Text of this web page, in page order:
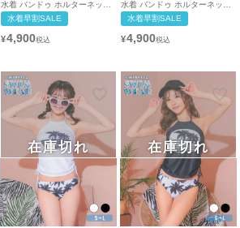
水着 バンドゥ ホルターネック
体型カバー パイル ハイウエス
ト ショートパンツ 韓国風 タン
水着早割SALE
¥4,900
水着 バンドゥ ホルターネック
体型カバー パイル ハイウエス
ト ショートパンツ 韓国風 タン
水着早割SALE
¥4,900
在庫切れ 在庫切れ